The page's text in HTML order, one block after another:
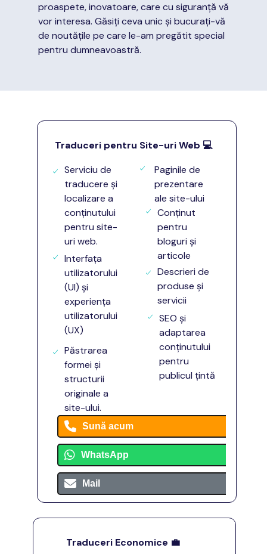
proaspete, inovatoare, care cu siguranță vă
vor interesa. Găsiți ceva unic și bucurați-vă
de noutățile pe care le-am pregătit special
pentru dumneavoastră.
Sună acum
WhatsApp
Mail
Traduceri pentru Site-uri Web 💻
Paginile de
prezentare
ale site-ului
SEO și
adaptarea
conținutului
pentru
publicul țintă
Conținut
pentru
bloguri și
articole
Serviciu de
traducere și
localizare a
conținutului
pentru site-
uri web.
Păstrarea
formei și
structurii
originale a
site-ului.
Interfața
utilizatorului
(UI) și
experiența
utilizatorului
(UX)
Descrieri de
produse și
servicii
Traduceri Economice 💼